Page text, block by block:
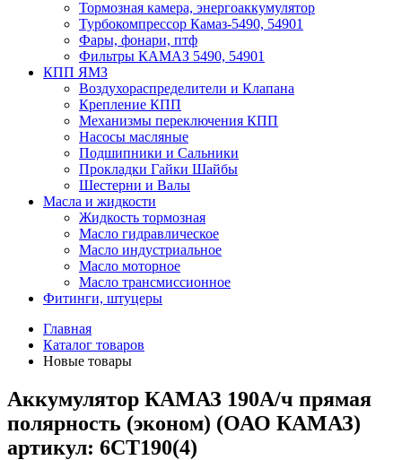
Тормозная камера, энергоаккумулятор
Турбокомпрессор Камаз-5490, 54901
Фары, фонари, птф
Фильтры КАМАЗ 5490, 54901
КПП ЯМЗ
Воздухораспределители и Клапана
Крепление КПП
Механизмы переключения КПП
Насосы масляные
Подшипники и Сальники
Прокладки Гайки Шайбы
Шестерни и Валы
Масла и жидкости
Жидкость тормозная
Масло гидравлическое
Масло индустриальное
Масло моторное
Масло трансмиссионное
Фитинги, штуцеры
Главная
Каталог товаров
Новые товары
Аккумулятор КАМАЗ 190А/ч прямая
полярность (эконом) (ОАО КАМАЗ)
артикул: 6СТ190(4)